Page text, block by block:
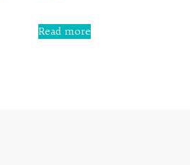
0
out
Read more